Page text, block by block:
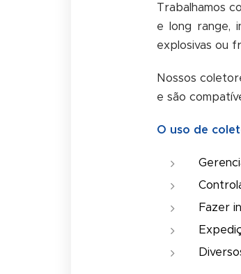
Trabalhamos
e long range,
explosivas ou
Nossos
e são
O uso de
Fazer